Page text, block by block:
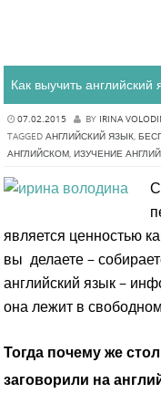
Как выучить
07.02.2015 BY IRINA
TAGGED АНГЛИЙСКИЙ ЯЗЫК,
АНГЛИЙСКОМ, ИЗУЧЕНИЕ
является ценностью
вы делаете –
английский язык –
она лежит в
Тогда почему же
заговорили на